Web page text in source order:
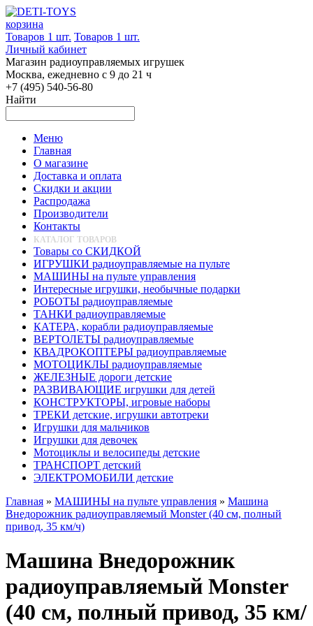
корзина
Товаров 1 шт. Товаров 1 шт.
Личный кабинет
Магазин радиоуправляемых игрушек
Москва, ежедневно с 9 до 21 ч
+7 (495) 540-56-80
Найти
Меню
Главная
О магазине
Доставка и оплата
Скидки и акции
Распродажа
Производители
Контакты
КАТАЛОГ ТОВАРОВ
Товары со СКИДКОЙ
ИГРУШКИ радиоуправляемые на пульте
МАШИНЫ на пульте управления
Интересные игрушки, необычные подарки
РОБОТЫ радиоуправляемые
ТАНКИ радиоуправляемые
КАТЕРА, корабли радиоуправляемые
ВЕРТОЛЕТЫ радиоуправляемые
КВАДРОКОПТЕРЫ радиоуправляемые
МОТОЦИКЛЫ радиоуправляемые
ЖЕЛЕЗНЫЕ дороги детские
РАЗВИВАЮЩИЕ игрушки для детей
КОНСТРУКТОРЫ, игровые наборы
ТРЕКИ детские, игрушки автотреки
Игрушки для мальчиков
Игрушки для девочек
Мотоциклы и велосипеды детские
ТРАНСПОРТ детский
ЭЛЕКТРОМОБИЛИ детские
Главная » МАШИНЫ на пульте управления » Машина
Внедорожник радиоуправляемый Monster (40 см, полный
привод, 35 км/ч)
Машина Внедорожник
радиоуправляемый Monster
(40 см, полный привод, 35 км/